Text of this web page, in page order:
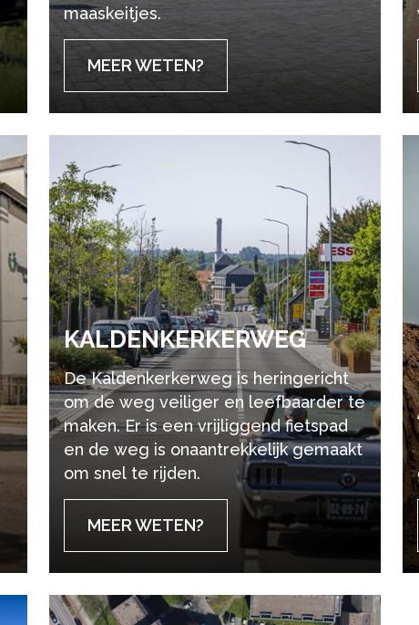
maaskeitjes.
MEER WETEN?
KAL­DEN­KER­KER­WEG
De Kaldenkerkerweg is heringericht
om de weg veiliger en leefbaarder te
maken. Er is een vrijliggend fietspad
en de weg is onaantrekkelijk gemaakt
om snel te rijden.
MEER WETEN?